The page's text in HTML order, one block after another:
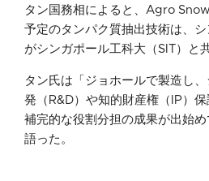
タン国務相によると、Agro
予定のタンパク質抽出技術は、
がシンガポール工科大（SIT）と
タン氏は「ジョホールで製造し
発（R&D）や知的財産権（IP）
補完的な役割分担の成果が出始
語った。